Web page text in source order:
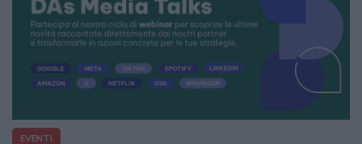
EVENTI